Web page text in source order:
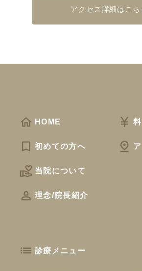
アクセス詳細はこち
HOME
初めての方へ
当院について
理念/院長紹介
診療メニュー